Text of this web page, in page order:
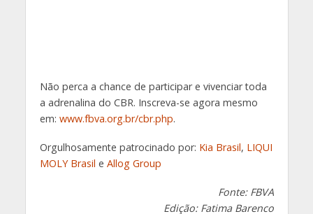
Não perca a chance de participar e vivenciar toda
a adrenalina do CBR. Inscreva-se agora mesmo
em: www.fbva.org.br/cbr.php.
Orgulhosamente patrocinado por: Kia Brasil, LIQUI
MOLY Brasil e Allog Group
Fonte: FBVA
Edição: Fatima Barenco